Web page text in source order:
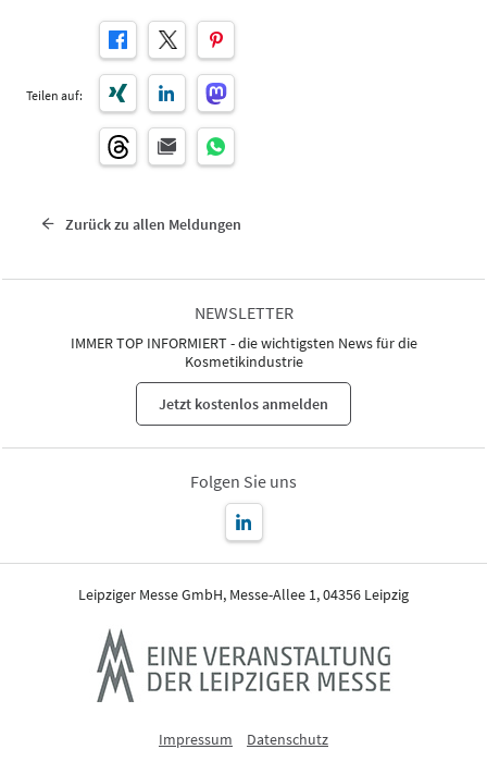
Teilen auf:
Zurück zu allen Meldungen
NEWSLETTER
IMMER TOP INFORMIERT - die wichtigsten News für die
Kosmetikindustrie
Jetzt kostenlos anmelden
Folgen Sie uns
Leipziger Messe GmbH, Messe-Allee 1, 04356 Leipzig
Impressum Datenschutz